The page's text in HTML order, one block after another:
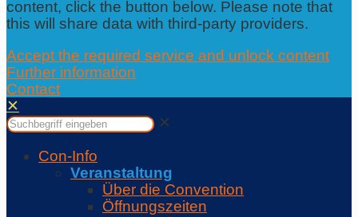
content, click the button below. Please note that
this will share data with third-party providers.
Accept the required service and unlock content
Further information
Contact
✕
✕
Con-Info
Veranstaltung
Über die Convention
Öffnungszeiten